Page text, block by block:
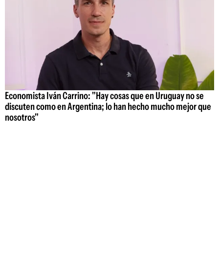
Economista Iván Carrino: "Hay cosas que en Uruguay no se
discuten como en Argentina; lo han hecho mucho mejor que
nosotros"